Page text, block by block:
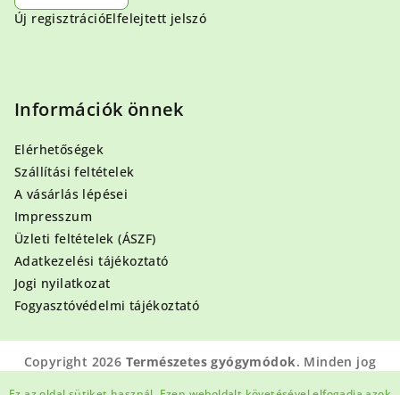
Új regisztrációElfelejtett jelszó
Információk önnek
Elérhetőségek
Szállítási feltételek
A vásárlás lépései
Impresszum
Üzleti feltételek (ÁSZF)
Adatkezelési tájékoztató
Jogi nyilatkozat
Fogyasztóvédelmi tájékoztató
Copyright 2026 Természetes gyógymódok. Minden jog
fenntartva.